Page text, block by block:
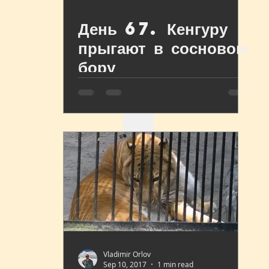
2.9 Иркутская область
2.10 Республика Бурятия
2.11 Томская область
День 67. Кенгуру
прыгают в сосновом
бору
Vladimir Orlov
Sep 10, 2017
1 min read